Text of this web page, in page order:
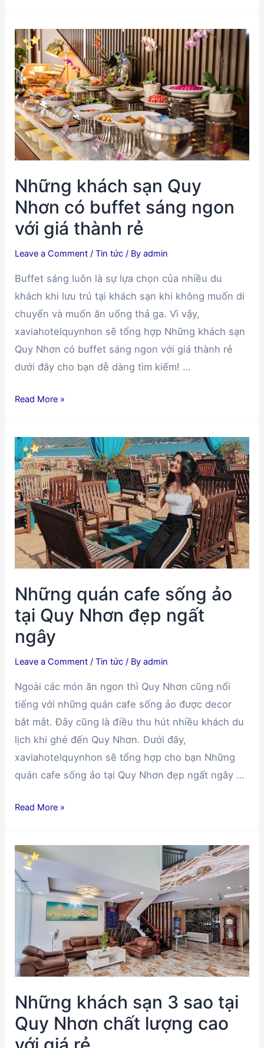
xèo
tôm
nhảy
Quy
Nhơn
tiếng
lành
đồn
Những khách sạn Quy
Nhơn có buffet sáng ngon
với giá thành rẻ
Leave a Comment /Tin tức / Byadmin
Buffet sáng luôn là sự lựa chọn của nhiều du
khách khi lưu trú tại khách sạn khi không muốn di
chuyển và muốn ăn uống thả ga. Vì vậy,
xaviahotelquynhon sẽ tổng hợp Những khách sạn
Quy Nhơn có buffet sáng ngon với giá thành rẻ
dưới đây cho bạn dễ dàng tìm kiếm! …
Những
Quy
Nhơn
có
buffet
sáng
ngon
giá
rẻ
Read More »
Những quán cafe sống ảo
tại Quy Nhơn đẹp ngất
ngây
Leave a Comment /Tin tức / Byadmin
Ngoài các món ăn ngon thì Quy Nhơn cũng nổi
tiếng với những quán cafe sống ảo được decor
bắt mắt. Đây cũng là điều thu hút nhiều khách du
lịch khi ghé đến Quy Nhơn. Dưới đây,
xaviahotelquynhon sẽ tổng hợp cho bạn Những
quán cafe sống ảo tại Quy Nhơn đẹp ngất ngây …
Những
sống
ảo
tại
Nhơn
ngất
ngây
Read More »
Những khách sạn 3 sao tại
Quy Nhơn chất lượng cao